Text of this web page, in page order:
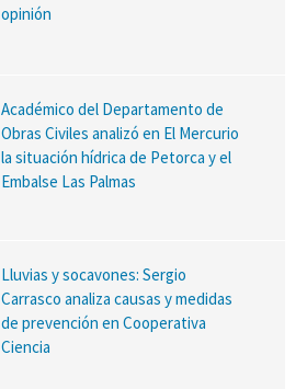
opinión
Académico del Departamento de
Obras Civiles analizó en El Mercurio
la situación hídrica de Petorca y el
Embalse Las Palmas
Lluvias y socavones: Sergio
Carrasco analiza causas y medidas
de prevención en Cooperativa
Ciencia